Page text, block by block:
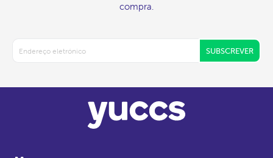
compra.
SUBSCREVER